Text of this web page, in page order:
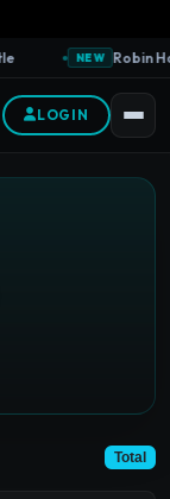
NEW Robin
LOGIN
Total